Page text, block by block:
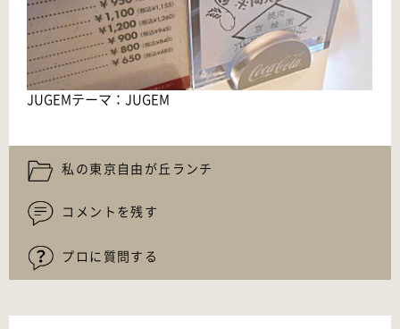
JUGEMテーマ： JUGEM
私の東京自由が丘ランチ
コメントを残す
プロに質問する